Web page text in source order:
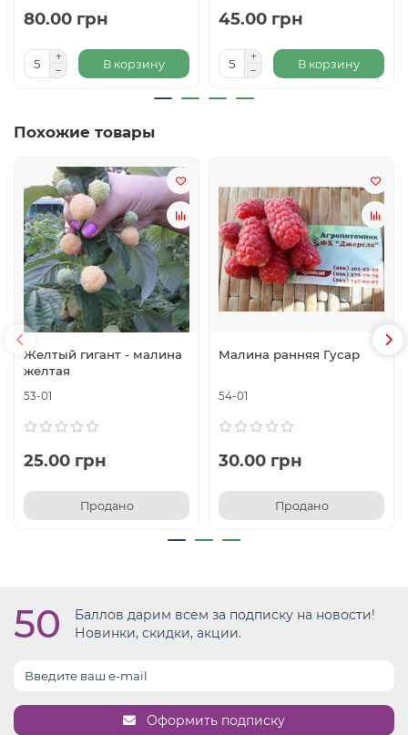
80.00 грн
В корзину
45.00 грн
В корзину
Похожие товары
Желтый гигант - малина
желтая
53-01
25.00 грн
Продано
Малина ранняя Гусар
54-01
30.00 грн
Продано
50
Баллов дарим всем за подписку на новости!
Новинки, скидки, акции.
Оформить подписку